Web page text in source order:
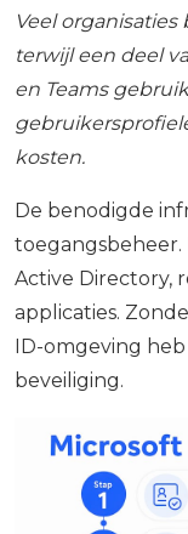
Veel
terwijl een deel
en Teams
kosten.
De benodigde
toegangsbeheer.
Active Directory,
applicaties.
ID-omgeving
beveiliging.